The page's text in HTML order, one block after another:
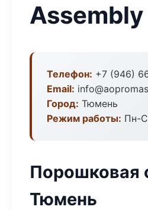
Assembly
Телефон: +7 (946)
Email:
Город: Тюмень
Режим работы: Пн-
Порошковая
Тюмень